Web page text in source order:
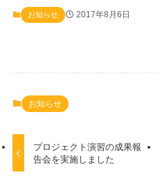
お知らせ 2017年8月6日
お知らせ
プロジェクト演習の成果報
告会を実施しました